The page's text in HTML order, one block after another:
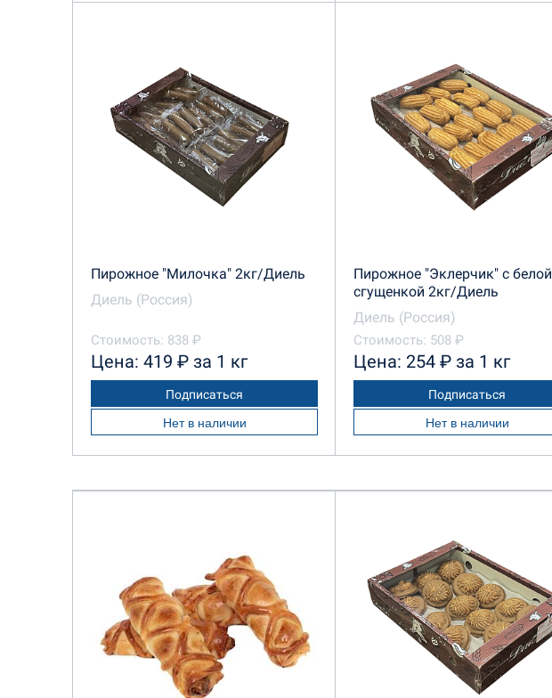
Пирожное "Милочка" 2кг/Диель
Диель (Россия)
Стоимость: 838 ₽
Цена: 419 ₽ за 1 кг
Подписаться
Нет в наличии
Пирожное "Эклерчик" с белой
сгущенкой 2кг/Диель
Диель (Россия)
Стоимость: 508 ₽
Цена: 254 ₽ за 1 кг
Подписаться
Нет в наличии